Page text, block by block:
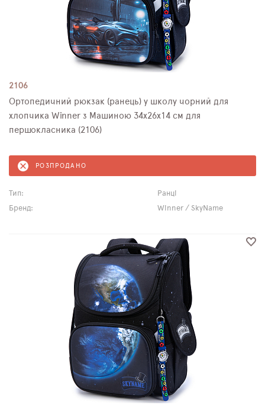
2106
Ортопедичний рюкзак (ранець) у школу чорний для
хлопчика Winner з Машиною 34х26х14 см для
першокласника (2106)
РОЗПРОДАНО
Тип:
Ранці
Бренд:
Winner / SkyName